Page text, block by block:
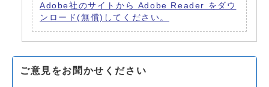
Adobe社のサイトから Adobe Reader をダウ
ンロード(無償)してください。
ご意見をお聞かせください